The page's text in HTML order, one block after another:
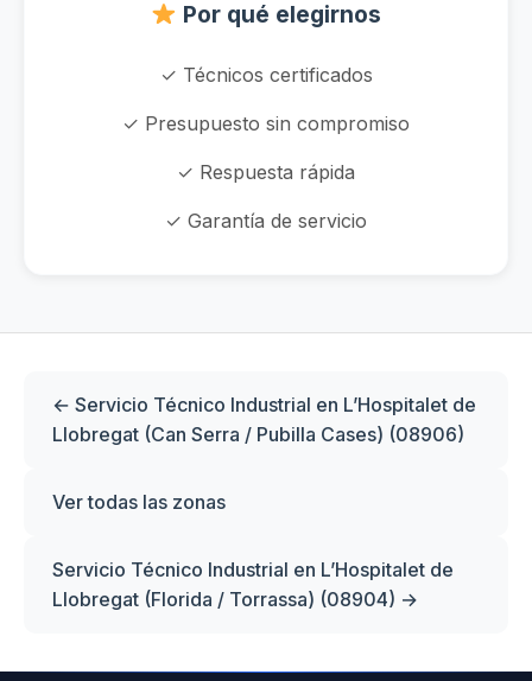
Por qué elegirnos
✓ Técnicos certificados
✓ Presupuesto sin compromiso
✓ Respuesta rápida
✓ Garantía de servicio
← Servicio Técnico Industrial en L’Hospitalet de
Llobregat (Can Serra / Pubilla Cases) (08906)
Ver todas las zonas
Servicio Técnico Industrial en L’Hospitalet de
Llobregat (Florida / Torrassa) (08904) →